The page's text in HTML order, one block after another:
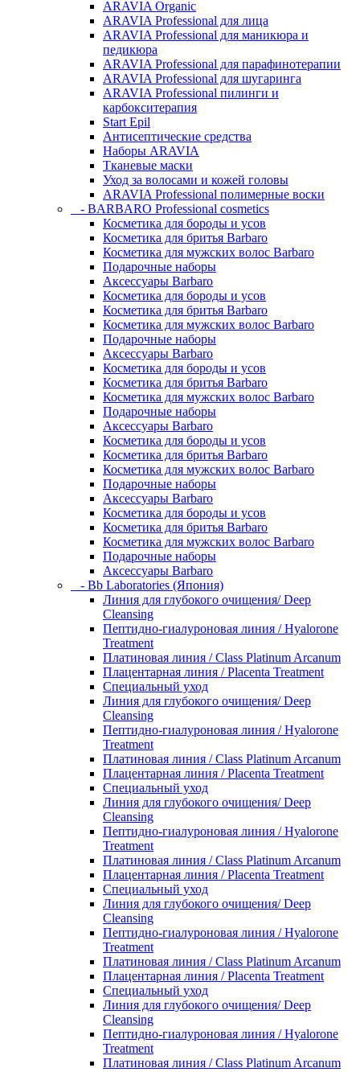
ARAVIA Organic
ARAVIA Professional для лица
ARAVIA Professional для маникюра и
педикюра
ARAVIA Professional для парафинотерапии
ARAVIA Professional для шугаринга
ARAVIA Professional пилинги и
карбокситерапия
Start Epil
Антисептические средства
Наборы ARAVIA
Тканевые маски
Уход за волосами и кожей головы
ARAVIA Professional полимерные воски
- BARBARO Professional cosmetics
Косметика для бороды и усов
Косметика для бритья Barbaro
Косметика для мужских волос Barbaro
Подарочные наборы
Аксессуары Barbaro
Косметика для бороды и усов
Косметика для бритья Barbaro
Косметика для мужских волос Barbaro
Подарочные наборы
Аксессуары Barbaro
Косметика для бороды и усов
Косметика для бритья Barbaro
Косметика для мужских волос Barbaro
Подарочные наборы
Аксессуары Barbaro
Косметика для бороды и усов
Косметика для бритья Barbaro
Косметика для мужских волос Barbaro
Подарочные наборы
Аксессуары Barbaro
Косметика для бороды и усов
Косметика для бритья Barbaro
Косметика для мужских волос Barbaro
Подарочные наборы
Аксессуары Barbaro
- Bb Laboratories (Япония)
Линия для глубокого очищения/ Deep
Cleansing
Пептидно-гиалуроновая линия / Hyalorone
Treatment
Платиновая линия / Class Platinum Arcanum
Плацентарная линия / Placenta Treatment
Специальный уход
Линия для глубокого очищения/ Deep
Cleansing
Пептидно-гиалуроновая линия / Hyalorone
Treatment
Платиновая линия / Class Platinum Arcanum
Плацентарная линия / Placenta Treatment
Специальный уход
Линия для глубокого очищения/ Deep
Cleansing
Пептидно-гиалуроновая линия / Hyalorone
Treatment
Платиновая линия / Class Platinum Arcanum
Плацентарная линия / Placenta Treatment
Специальный уход
Линия для глубокого очищения/ Deep
Cleansing
Пептидно-гиалуроновая линия / Hyalorone
Treatment
Платиновая линия / Class Platinum Arcanum
Плацентарная линия / Placenta Treatment
Специальный уход
Линия для глубокого очищения/ Deep
Cleansing
Пептидно-гиалуроновая линия / Hyalorone
Treatment
Платиновая линия / Class Platinum Arcanum